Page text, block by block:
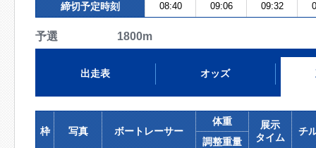
締切予定時刻 08:40 09:06 09:32
予選 1800m
出走表 オッズ
枠 写真 ボートレーサー
体重
展示
タイム
チ
調整重量